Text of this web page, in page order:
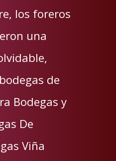
los foreros
una
de
Bodegas y
De
Viña